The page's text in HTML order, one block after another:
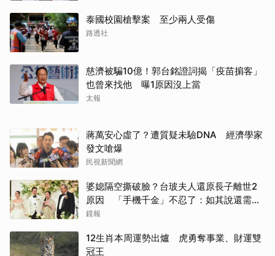
泰國校園槍擊案 至少兩人受傷
路透社
慈濟被騙10億！郭台銘證詞揭「疫苗掮客」
也曾來找他 曝1原因沒上當
太報
蔣萬安心虛了？遭質疑未驗DNA 經濟學家
發文嗆爆
民視新聞網
婆媳隔空撕破臉？台玻夫人還原長子離世2
原因 「手機千金」不忍了：如其說還需要
離開嗎？
鏡報
12生肖本周運勢出爐 虎勇奪事業、財運雙
冠王